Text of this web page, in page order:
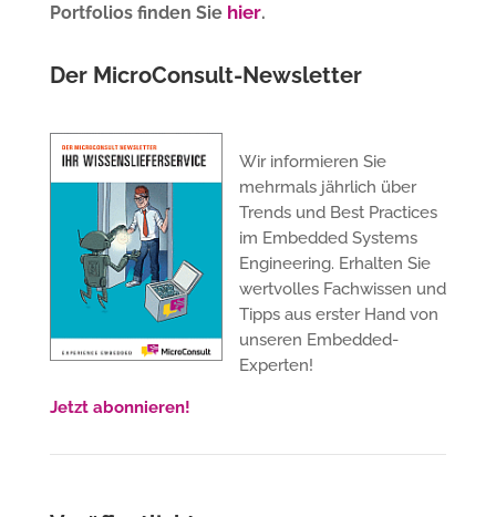
Portfolios finden Sie hier.
Der MicroConsult-Newsletter
Wir informieren Sie
mehrmals jährlich über
Trends und Best Practices
im Embedded Systems
Engineering. Erhalten Sie
wertvolles Fachwissen und
Tipps aus erster Hand von
unseren Embedded-
Experten!
Jetzt abonnieren!